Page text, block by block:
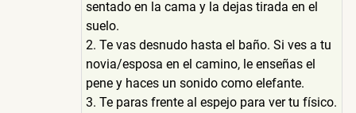
sentado en la cama y la dejas tirada en el
suelo.
2. Te vas desnudo hasta el baño. Si ves a tu
novia/esposa en el camino, le enseñas el
pene y haces un sonido como elefante.
3. Te paras frente al espejo para ver tu físico.